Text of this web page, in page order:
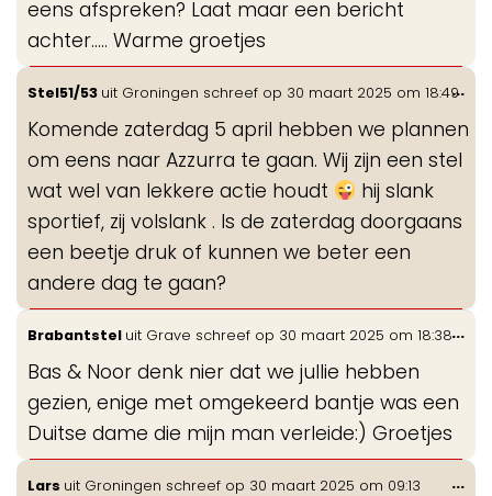
eens afspreken? Laat maar een bericht
achter..... Warme groetjes
Stel51/53 uit Groningen schreef op 30 maart 2025 om 18:49
Komende zaterdag 5 april hebben we plannen
om eens naar Azzurra te gaan. Wij zijn een stel
wat wel van lekkere actie houdt
hij slank
sportief, zij volslank . Is de zaterdag doorgaans
een beetje druk of kunnen we beter een
andere dag te gaan?
...
Brabantstel uit Grave schreef op 30 maart 2025 om 18:38
Bas & Noor denk nier dat we jullie hebben
gezien, enige met omgekeerd bantje was een
Duitse dame die mijn man verleide:) Groetjes
...
Lars uit Groningen schreef op 30 maart 2025 om 09:13 ...